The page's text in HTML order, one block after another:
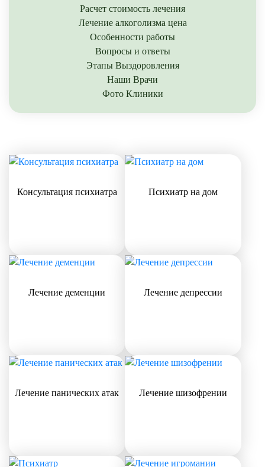
Расчет стоимость лечения
Лечение алкоголизма цена
Особенности работы
Вопросы и ответы
Этапы Выздоровления
Наши Врачи
Фото Клиники
Консультация психиатра Психиатр на дом
Лечение деменции Лечение депрессии
Лечение панических атак Лечение шизофрении